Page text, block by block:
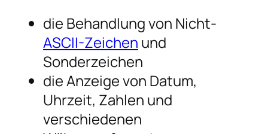
die Behandlung von Nicht-
ASCII-Zeichen und
Sonderzeichen
die Anzeige von Datum,
Uhrzeit, Zahlen und
verschiedenen